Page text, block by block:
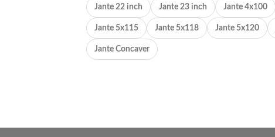
Jante 22 inch Jante 23 inch Jante 4x100
Jante 5x115 Jante 5x118 Jante 5x120
Jante Concaver